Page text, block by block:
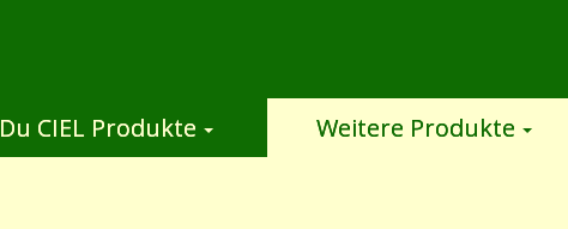
Du CIEL Produkte Weitere Produkte